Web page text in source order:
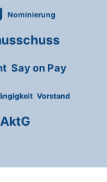
Nominierung
Say on Pay
Vorstand